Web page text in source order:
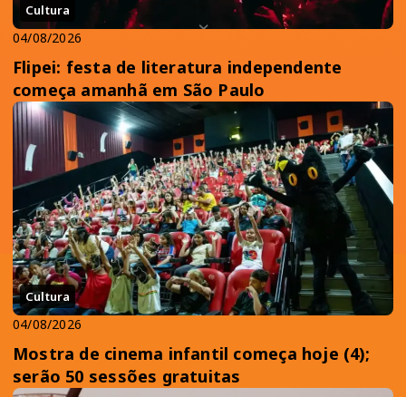
Cultura
04/08/2026
Flipei: festa de literatura independente
começa amanhã em São Paulo
Cultura
04/08/2026
Mostra de cinema infantil começa hoje (4);
serão 50 sessões gratuitas